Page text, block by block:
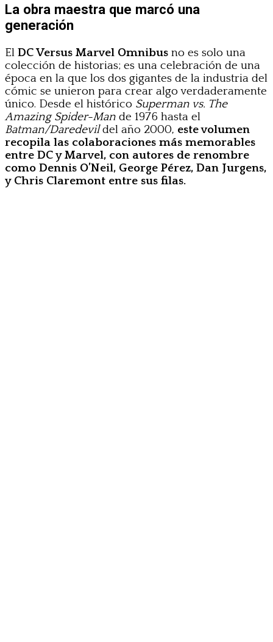
La obra maestra que marcó una
generación
El DC Versus Marvel Omnibus no es solo una
colección de historias; es una celebración de una
época en la que los dos gigantes de la industria del
cómic se unieron para crear algo verdaderamente
único. Desde el histórico Superman vs. The
Amazing Spider-Man de 1976 hasta el
Batman/Daredevildel año 2000, este volumen
recopila las colaboraciones más memorables
entre DC y Marvel, con autores de renombre
como Dennis O’Neil, George Pérez, Dan Jurgens,
y Chris Claremont entre sus filas.